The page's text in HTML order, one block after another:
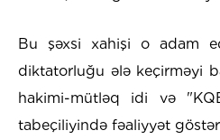
Bu şəxsi xahişi o adam
diktatorluğu ələ keçirməyi
hakimi-mütləq idi və
tabeçiliyində fəaliyyət